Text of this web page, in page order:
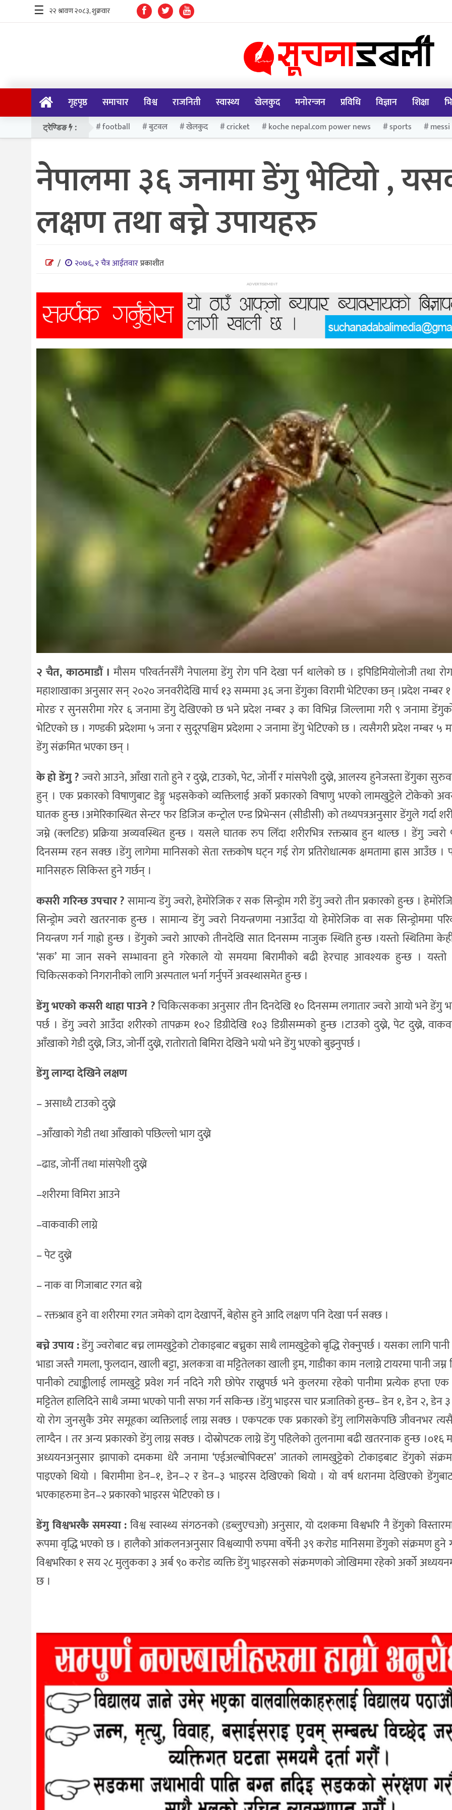
समाचार
राजनिती
खेलकुद
मनोरन्जन
प्रविधि
विज्ञान
अन्तर्वाता
☰
गृहपृष्ठ समाचार विश्व राजनिती स्वास्थ्य खेलकुद मनोरन्जन प्रविधि विज्ञान शिक्षा
ट्रेण्डिङ : football बुटवल खेलकुद cricket koche nepal.com power news sports messi
नेपालमा ३६ जनामा डेंगु भेटियो ,
लक्षण तथा बच्ने उपायहरु
/ २०७६, २ चैत्र आईतवारप्रकाशीत
ADVERTISEMENT
२ चैत, काठमाडौं । मौसम परिवर्तनसँगै नेपालमा डेंगु रोग पनि देखा पर्न थालेको छ । इपिडिमियोलोजी तथा
महाशाखाका अनुसार सन् २०२० जनवरीदेखि मार्च १३ सम्ममा ३६ जना डेंगुका विरामी भेटिएका छन् ।प्रदेश नम्बर
मोरङ र सुनसरीमा गरेर ६ जनामा डेंगु देखिएको छ भने प्रदेश नम्बर ३ का विभिन्न जिल्लामा गरी ९ जनामा
भेटिएको छ । गण्डकी प्रदेशमा ५ जना र सुदूरपश्चिम प्रदेशमा २ जनामा डेंगु भेटिएको छ । त्यसैगरी प्रदेश नम्बर ५
डेंगु संक्रमित भएका छन् ।
के हो डेंगु ?ज्वरो आउने, आँखा रातो हुने र दुख्ने, टाउको, पेट, जोर्नी र मांसपेशी दुख्ने, आलस्य हुनेजस्ता डेंगुका
हुन् । एक प्रकारको विषाणुबाट डेङ्गु भइसकेको व्यक्तिलाई अर्को प्रकारको विषाणु भएको लामखुट्टेले टोकेको
घातक हुन्छ ।अमेरिकास्थित सेन्टर फर डिजिज कन्ट्रोल एन्ड प्रिभेन्सन (सीडीसी) को तथ्यपत्रअनुसार डेंगुले गर्दा
जम्ने (क्लटिङ) प्रक्रिया अव्यवस्थित हुन्छ । यसले घातक रुप लिँदा शरीरभित्र रक्तस्राव हुन थाल्छ । डेंगु
दिनसम्म रहन सक्छ ।डेंगु लागेमा मानिसको सेता रक्तकोष घट्न गई रोग प्रतिरोधात्मक क्षमतामा ह्रास आउँछ
मानिसहरु सिकिस्त हुने गर्छन् ।
कसरी गरिन्छ उपचार ?सामान्य डेंगु ज्वरो, हेमोरेजिक र सक सिन्ड्रोम गरी डेंगु ज्वरो तीन प्रकारको हुन्छ ।
सिन्ड्रोम ज्वरो खतरनाक हुन्छ । सामान्य डेंगु ज्वरो नियन्त्रणमा नआउँदा यो हेमोरेजिक वा सक सिन्ड्रोममा
नियन्त्रण गर्न गाह्रो हुन्छ । डेंगुको ज्वरो आएको तीनदेखि सात दिनसम्म नाजुक स्थिति हुन्छ ।यस्तो स्थितिमा
‘सक’ मा जान सक्ने सम्भावना हुने गरेकाले यो समयमा बिरामीको बढी हेरचाह आवश्यक हुन्छ । यस्तो
चिकित्सकको निगरानीको लागि अस्पताल भर्ना गर्नुपर्ने अवस्थासमेत हुन्छ ।
डेंगु भएको कसरी थाहा पाउने ?चिकित्सकका अनुसार तीन दिनदेखि १० दिनसम्म लगातार ज्वरो आयो भने डेंगु
पर्छ । डेंगु ज्वरो आउँदा शरीरको तापक्रम १०२ डिग्रीदेखि १०३ डिग्रीसम्मको हुन्छ ।टाउको दुख्ने, पेट दुख्ने,
आँखाको गेडी दुख्ने, जिउ, जोर्नी दुख्ने, रातोरातो बिमिरा देखिने भयो भने डेंगु भएको बुझ्नुपर्छ ।
डेंगु लाग्दा देखिने लक्षण
– असाध्यै टाउको दुख्ने
–आँखाको गेडी तथा आँखाको पछिल्लो भाग दुख्ने
–ढाड, जोर्नी तथा मांसपेशी दुख्ने
–शरीरमा विमिरा आउने
–वाकवाकी लाग्ने
– पेट दुख्ने
– नाक वा गिजाबाट रगत बग्ने
– रक्तश्राव हुने वा शरीरमा रगत जमेको दाग देखापर्ने, बेहोस हुने आदि लक्षण पनि देखा पर्न सक्छ ।
बच्ने उपाय :डेंगु ज्वरोबाट बच्न लामखुट्टेको टोकाइबाट बच्नुका साथै लामखुट्टेको बृद्धि रोक्नुपर्छ । यसका लागि
भाडा जस्तै गमला, फुलदान, खाली बट्टा, अलकत्रा वा मट्टितेलका खाली ड्रम, गाडीका काम नलाग्ने टायरमा पानी जम्न
पानीको ट्याङ्कीलाई लामखुट्टे प्रवेश गर्न नदिने गरी छोपेर राख्नुपर्छ भने कुलरमा रहेको पानीमा प्रत्येक हप्ता
मट्टितेल हालिदिने साथै जम्मा भएको पानी सफा गर्न सकिन्छ ।डेंगु भाइरस चार प्रजातिको हुन्छ– डेन १, डेन २, डेन
यो रोग जुनसुकै उमेर समूहका व्यक्तिलाई लाग्न सक्छ । एकपटक एक प्रकारको डेंगु लागिसकेपछि जीवनभर त्यसै
लाग्दैन । तर अन्य प्रकारको डेंगु लाग्न सक्छ । दोस्रोपटक लाग्ने डेंगु पहिलेको तुलनामा बढी खतरनाक हुन्छ ।०१६
अध्ययनअनुसार झापाको दमकमा धेरै जनामा ‘एईअल्बोपिक्टस’ जातको लामखुट्टेको टोकाइबाट डेंगुको
पाइएको थियो । बिरामीमा डेन–१, डेन–२ र डेन–३ भाइरस देखिएको थियो । यो वर्ष धरानमा देखिएको
भएकाहरुमा डेन–२ प्रकारको भाइरस भेटिएको छ ।
डेंगु विश्वभरकै समस्या :विश्व स्वास्थ्य संगठनको (डब्लुएचओ) अनुसार, यो दशकमा विश्वभरि नै डेंगुको
रूपमा वृद्धि भएको छ । हालैको आंकलनअनुसार विश्वव्यापी रुपमा वर्षेनी ३९ करोड मानिसमा डेंगुको संक्रमण हुने
विश्वभरिका १ सय २८ मुलुकका ३ अर्ब ९० करोड व्यक्ति डेंगु भाइरसको संक्रमणको जोखिममा रहेको अर्को
छ ।